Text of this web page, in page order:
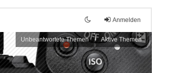
Anmelden
Unbeantwortete Themen Aktive Themen